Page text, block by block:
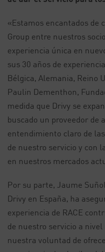
«Estamos encantados de
Group entre nuestros
experiencia única en
sus 30 años de
Bélgica, Alemania, Reino
Paulin Dementhon,
medida que Drivy se
buscado un proveedor de
entendimiento claro de
de nuestro servicio y con
en nuestros mercados
Por su parte, Jaume
Drivy en España, ha
experiencia de RACE
de nuestro servicio a
nuestra voluntad de